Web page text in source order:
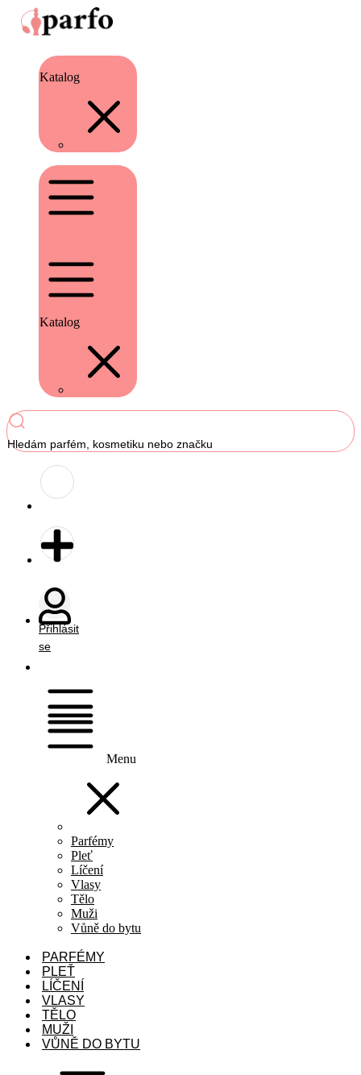
Katalog
Katalog
Hledám parfém, kosmetiku nebo značku
Přihlásit
se
Menu
Parfémy
Pleť
Líčení
Vlasy
Tělo
Muži
Vůně do bytu
PARFÉMY
PLEŤ
LÍČENÍ
VLASY
TĚLO
MUŽI
VŮNĚ DO BYTU